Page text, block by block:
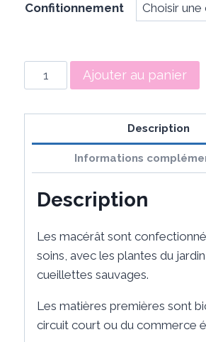
Confitionnement
quantité
de
Mine
Ajouter au panier
Description
Informations
Description
Les macérât sont
soins, avec les plantes du
cueillettes sauvages.
Les matières premières sont
circuit court ou du commerce